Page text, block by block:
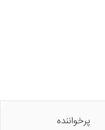
پرخواننده